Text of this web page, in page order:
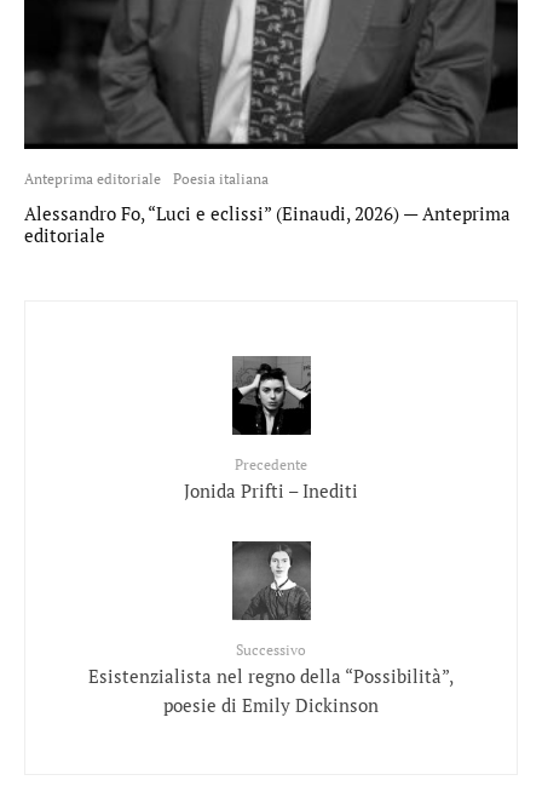
Anteprima editoriale Poesia italiana
Alessandro Fo, “Luci e eclissi” (Einaudi, 2026) — Anteprima
editoriale
Precedente
Jonida Prifti – Inediti
Successivo
Esistenzialista nel regno della “Possibilità”,
poesie di Emily Dickinson